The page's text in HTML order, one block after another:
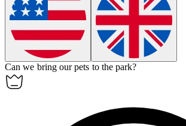
Can we bring our pets to the park?